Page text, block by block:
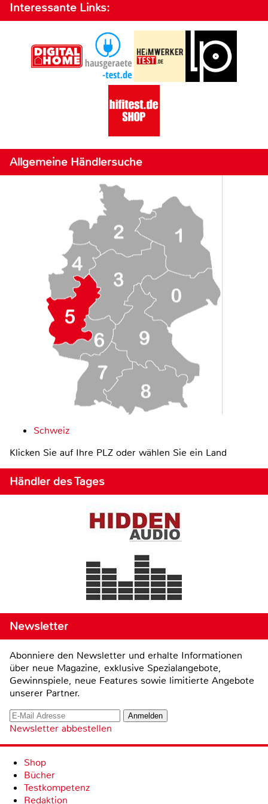
Interessante Links:
Allgemeine Händlersuche
Schweiz
Klicken Sie auf Ihre PLZ oder wählen Sie ein Land
Händler des Tages
Newsletter
Abonniere den Newsletter und erhalte Informationen
über neue Magazine, exklusive Spezialangebote,
Gewinnspiele, neue Features sowie limitierte Angebote
unserer Partner.
Newsletter abbestellen
Shop
Bücher
Testkompetenz
Redaktion